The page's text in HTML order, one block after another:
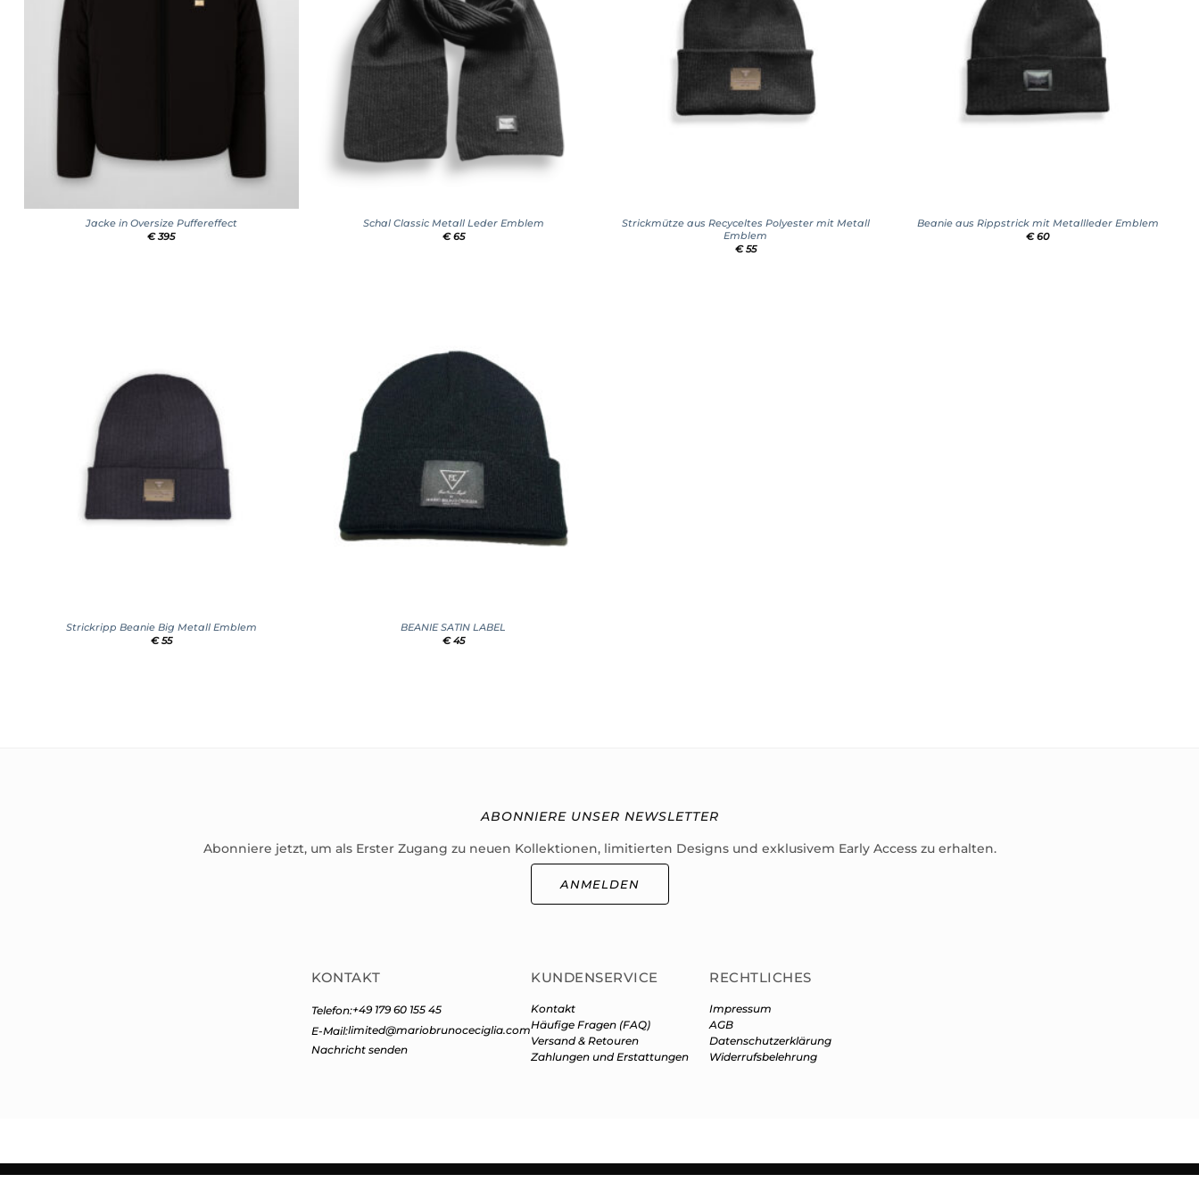
Jacke in Oversize Puffereffect
€395
Schal Classic Metall Leder Emblem
€65
Strickmütze aus Recyceltes Polyester mit Metall
Emblem
€55
Beanie aus Rippstrick mit Metallleder Emblem
€60
Strickripp Beanie Big Metall Emblem
€55
BEANIE SATIN LABEL
€45
ABONNIERE UNSER NEWSLETTER
Abonniere jetzt, um als Erster Zugang zu neuen Kollektionen, limitierten Designs und exklusivem Early Access zu erhalten.
ANMELDEN
KONTAKT
Telefon:+49 179 60 155 45
E-Mail:limited@mariobrunoceciglia.com
Nachricht senden
KUNDENSERVICE
Kontakt
Häufige Fragen (FAQ)
Versand & Retouren
Zahlungen und Erstattungen
RECHTLICHES
Impressum
AGB
Datenschutzerklärung
Widerrufsbelehrung
Copyright 2026 © Mario Bruno Ceciglia | Alle Rechte vorbehalten. Keine unerlaubte Nutzung oder Reproduktion.